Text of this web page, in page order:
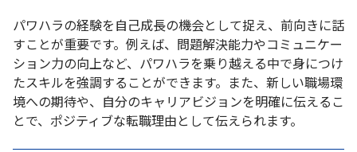
パワハラの経験を自己成長の機会として捉え、前向きに話
すことが重要です。例えば、問題解決能力やコミュニケー
ション力の向上など、パワハラを乗り越える中で身につけ
たスキルを強調することができます。また、新しい職場環
境への期待や、自分のキャリアビジョンを明確に伝えるこ
とで、ポジティブな転職理由として伝えられます。